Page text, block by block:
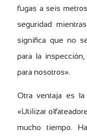
fugas a seis
seguridad
significa que no
para la
para nosotros».
Otra ventaja es la
«Utilizar
mucho tiempo.